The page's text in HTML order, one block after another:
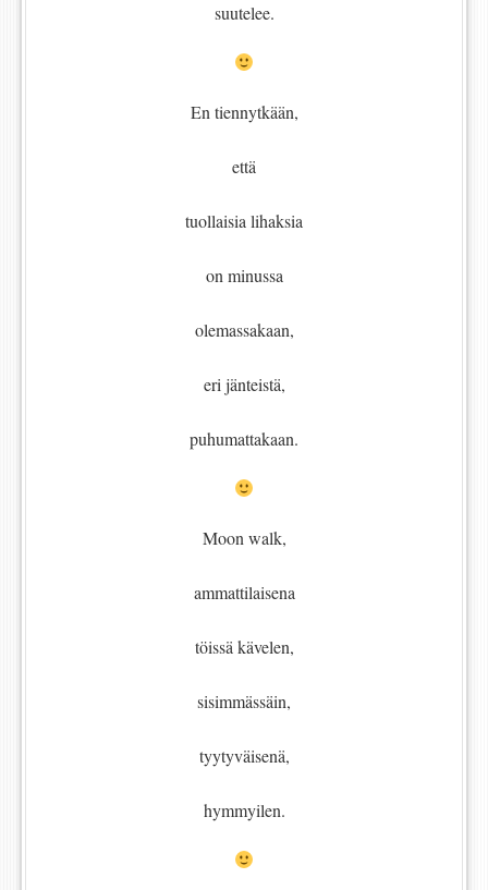
suutelee.
En tiennytkään,
että
tuollaisia lihaksia
on minussa
olemassakaan,
eri jänteistä,
puhumattakaan.
Moon walk,
ammattilaisena
töissä kävelen,
sisimmässäin,
tyytyväisenä,
hymmyilen.